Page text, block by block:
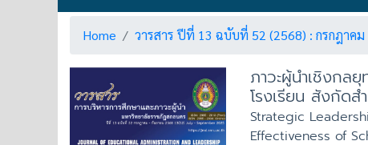
Home วารสาร ปีที่ 13 ฉบับที่ 52 (2568) : กรกฎาค
ภาวะผู้นำเชิงกล
โรงเรียน สังกัด
Strategic
Effectiveness of